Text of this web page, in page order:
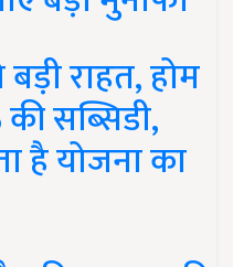
राहत, होम
सब्सिडी,
है योजना का